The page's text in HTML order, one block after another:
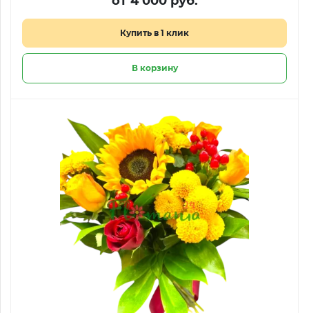
Купить в 1 клик
В корзину